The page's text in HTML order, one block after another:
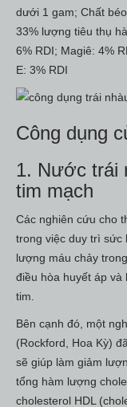
dưới 1 gam; Chất
33% lượng tiêu thụ
6% RDI; Magiê: 4%
E: 3% RDI
Công dụng
1. Nước trái
tim mạch
Các nghiên cứu cho
trong việc duy trì sức
lượng máu chảy
điều hòa huyết áp và
tim.
Bên cạnh đó, một
(Rockford, Hoa Kỳ)
sẽ giúp làm giảm
tổng hàm lượng
cholesterol HDL